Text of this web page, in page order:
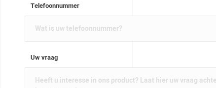
Telefoonnummer
Uw vraag